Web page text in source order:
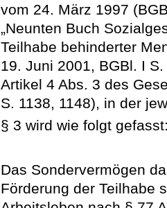
vom 24. März 1997
„Neunten Buch
Teilhabe behinderter
19. Juni 2001, BGBl. I
Artikel 4 Abs. 3 des
S. 1138, 1148), in der
§ 3 wird wie folgt
Das Sondervermögen
Förderung der Teilhabe